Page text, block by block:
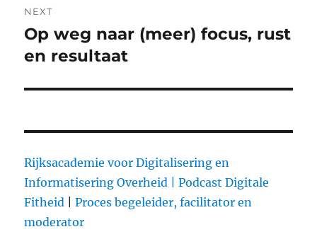
NEXT
Next
post:
Op weg naar (meer) focus, rust
en resultaat
Rijksacademie voor Digitalisering en
Informatisering Overheid |
Podcast Digitale
Fitheid |Proces begeleider, facilitator en
moderator